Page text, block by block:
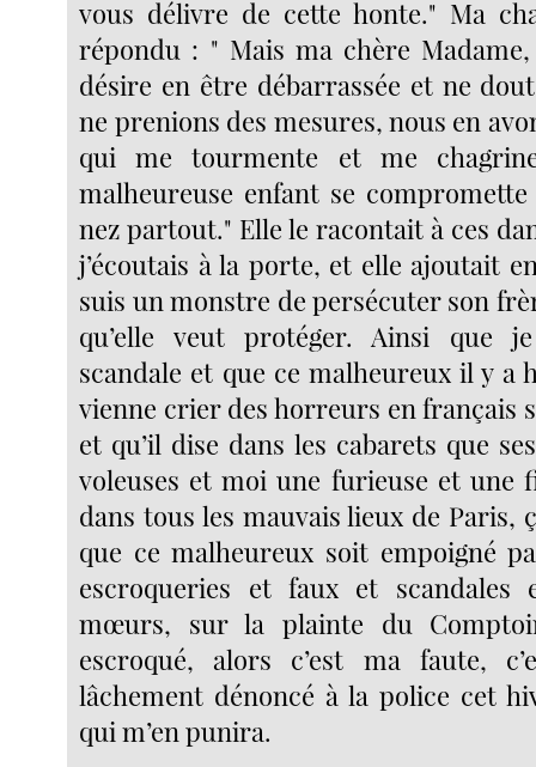
vous délivre de cette honte." Ma
répondu : " Mais ma chère
désire en être débarrassée et ne
ne prenions des mesures, nous en
qui me tourmente et me
malheureuse enfant se
nez partout." Elle le racontait à ces
j’écoutais à la porte, et elle ajoutait
suis un monstre de persécuter son
qu’elle veut protéger. Ainsi que
scandale et que ce malheureux il y a
vienne crier des horreurs en français
et qu’il dise dans les cabarets que
voleuses et moi une furieuse et une
dans tous les mauvais lieux de Paris,
que ce malheureux soit empoigné
escroqueries et faux et scandales
mœurs, sur la plainte du
escroqué, alors c’est ma faute,
lâchement dénoncé à la police cet
qui m’en punira.